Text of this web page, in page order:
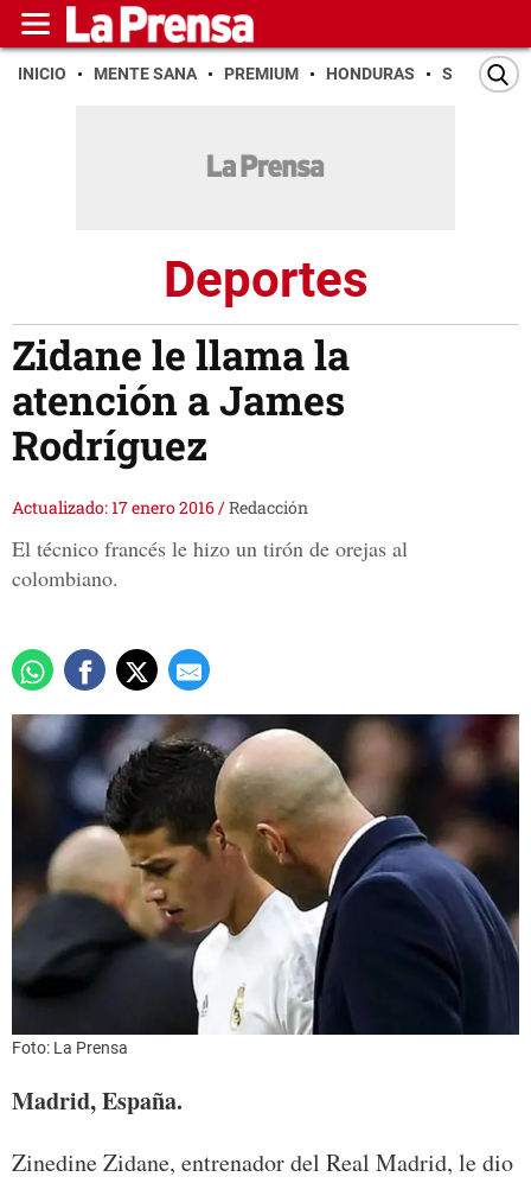
INICIO MENTE SANA PREMIUM HONDURAS SAN PEDRO
Deportes
Zidane le llama la
atención a James
Rodríguez
Actualizado: 17 enero 2016/Redacción
El técnico francés le hizo un tirón de orejas al
colombiano.
Foto: La Prensa
Madrid, España.
Zinedine Zidane, entrenador del Real Madrid, le dio